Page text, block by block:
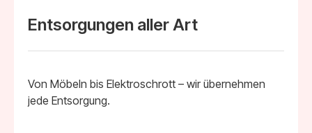
Entsorgungen aller Art
Von Möbeln bis Elektroschrott – wir übernehmen
jede Entsorgung.